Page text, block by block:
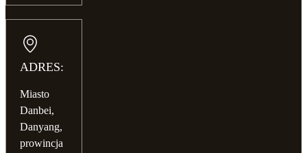
ADRES:
Miasto
Danbei,
Danyang,
prowincja